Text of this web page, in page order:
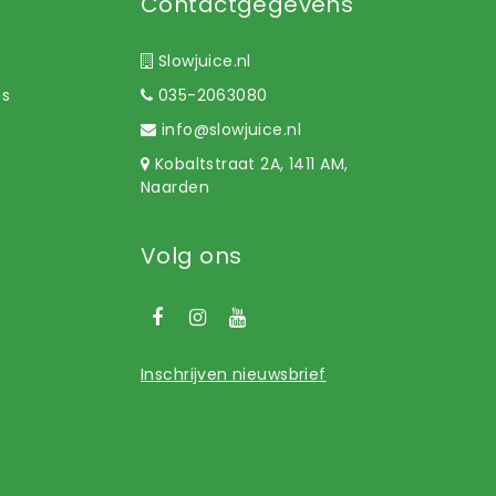
Slowjuice.nl
035-2063080
info@slowjuice.nl
Kobaltstraat 2A, 1411 AM,
Naarden
Volg ons
Inschrijven nieuwsbrief